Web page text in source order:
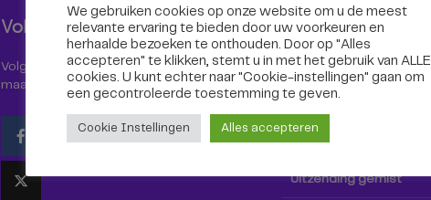
Volg ons!
Volg Omroep Tilburg niet alleen hier,
maar ook via social media!
Radio & TV
Kijk tv
Radio
TV-gids
Uitzending gemist
We gebruiken cookies op onze website om u de meest
relevante ervaring te bieden door uw voorkeuren en
herhaalde bezoeken te onthouden. Door op "Alles
accepteren" te klikken, stemt u in met het gebruik van ALLE
cookies. U kunt echter naar "Cookie-instellingen" gaan om
een ​​gecontroleerde toestemming te geven.
Cookie Instellingen Alles accepteren